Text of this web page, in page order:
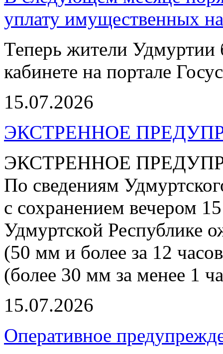
уплату имущественных
Теперь жители Удмуртии
кабинете на портале
15.07.2026
ЭКСТРЕННОЕ
ЭКСТРЕННОЕ
По сведениям
с сохранением вечером
Удмуртской Республике
(50 мм и более за 12
(более 30 мм за менее 1
15.07.2026
Оперативное